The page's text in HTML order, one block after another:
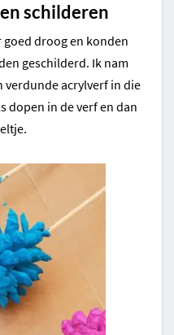
schilderen
goed droog en konden
geschilderd. Ik nam
verdunde acrylverf in die
dopen in de verf en dan